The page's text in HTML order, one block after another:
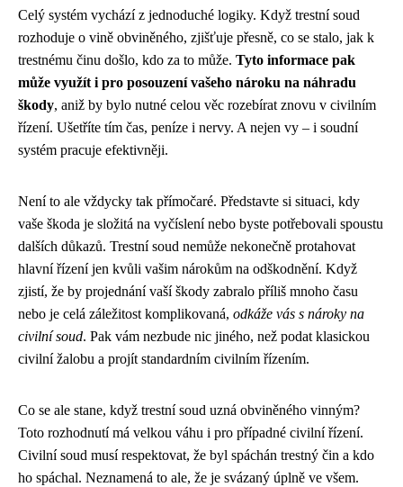
Celý systém vychází z jednoduché logiky. Když trestní soud
rozhoduje o vině obviněného, zjišťuje přesně, co se stalo, jak k
trestnému činu došlo, kdo za to může. Tyto informace pak
může využít i pro posouzení vašeho nároku na náhradu
škody, aniž by bylo nutné celou věc rozebírat znovu v civilním
řízení. Ušetříte tím čas, peníze i nervy. A nejen vy – i soudní
systém pracuje efektivněji.
Není to ale vždycky tak přímočaré. Představte si situaci, kdy
vaše škoda je složitá na vyčíslení nebo byste potřebovali spoustu
dalších důkazů. Trestní soud nemůže nekonečně protahovat
hlavní řízení jen kvůli vašim nárokům na odškodnění. Když
zjistí, že by projednání vaší škody zabralo příliš mnoho času
nebo je celá záležitost komplikovaná, odkáže vás s nároky na
civilní soud. Pak vám nezbude nic jiného, než podat klasickou
civilní žalobu a projít standardním civilním řízením.
Co se ale stane, když trestní soud uzná obviněného vinným?
Toto rozhodnutí má velkou váhu i pro případné civilní řízení.
Civilní soud musí respektovat, že byl spáchán trestný čin a kdo
ho spáchal. Neznamená to ale, že je svázaný úplně ve všem.